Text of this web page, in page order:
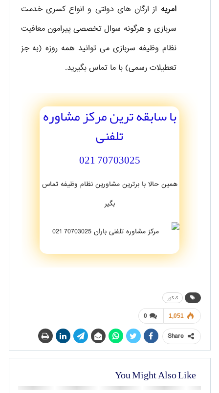
امریه از ارگان های دولتی و انواع کسری خدمت
سربازی و هرگونه سوال تخصصی پیرامون معافیت
نظام وظیفه سربازی می توانید همه روزه (به جز
تعطیلات رسمی) با ما تماس بگیرید.
با سابقه ترین مرکز مشاوره
تلفنی
70703025 021
همین حالا با برترین مشاورین نظام وظیفه تماس
بگیر
کنکور
0 1,051
Share
You Might Also Like